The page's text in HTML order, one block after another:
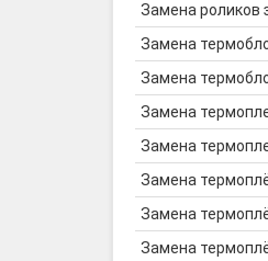
Замена роликов
Замена
Замена
Замена
Замена
Замена
Замена
Замена